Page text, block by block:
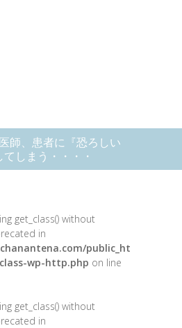
師、患者に『恐ろしい
しまう・・・・
get_class() without
in
public_ht
wp-http.php on line
get_class() without
in